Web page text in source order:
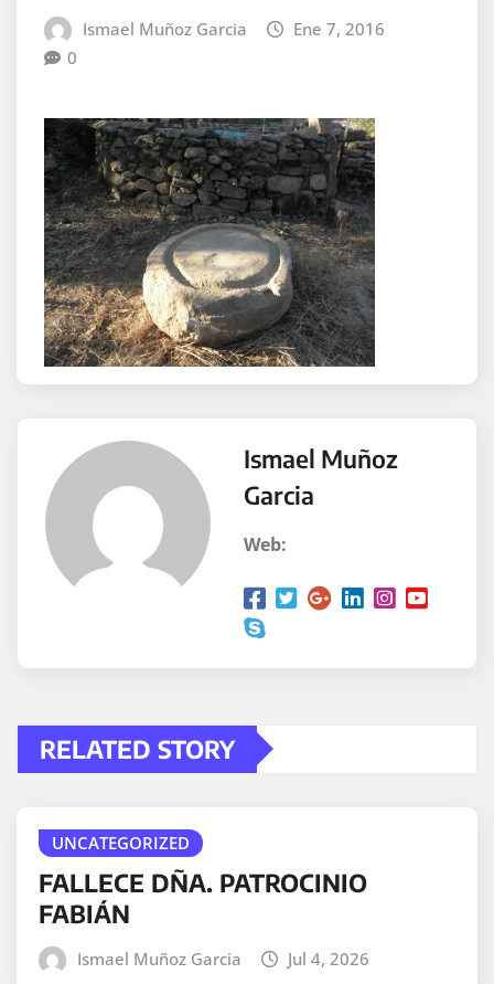
Ismael Muñoz Garcia
Ene 7, 2016
0
Ismael Muñoz
Garcia
Web:
RELATED STORY
UNCATEGORIZED
FALLECE DÑA. PATROCINIO
FABIÁN
Ismael Muñoz Garcia Jul 4, 2026